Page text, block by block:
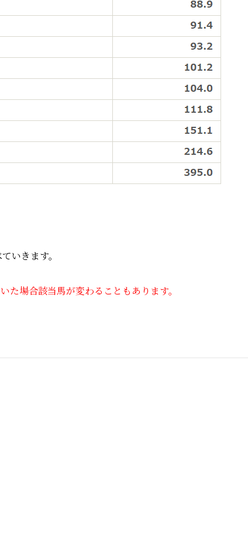
いきます。
場合該当馬が変わることもあります。